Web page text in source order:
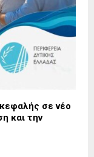
σε νέο
και την